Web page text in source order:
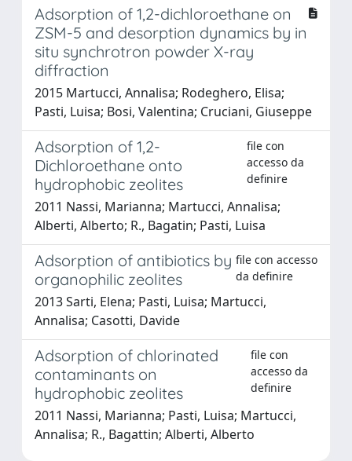
Adsorption of 1,2-dichloroethane on
ZSM-5 and desorption dynamics by in
situ synchrotron powder X-ray
diffraction
2015 Martucci, Annalisa; Rodeghero, Elisa;
Pasti, Luisa; Bosi, Valentina; Cruciani, Giuseppe
Adsorption of 1,2-
Dichloroethane onto
hydrophobic zeolites
file con
accesso da
definire
2011 Nassi, Marianna; Martucci, Annalisa;
Alberti, Alberto; R., Bagatin; Pasti, Luisa
Adsorption of antibiotics by
organophilic zeolites
file con accesso
da definire
2013 Sarti, Elena; Pasti, Luisa; Martucci,
Annalisa; Casotti, Davide
Adsorption of chlorinated
contaminants on
hydrophobic zeolites
file con
accesso da
definire
2011 Nassi, Marianna; Pasti, Luisa; Martucci,
Annalisa; R., Bagattin; Alberti, Alberto